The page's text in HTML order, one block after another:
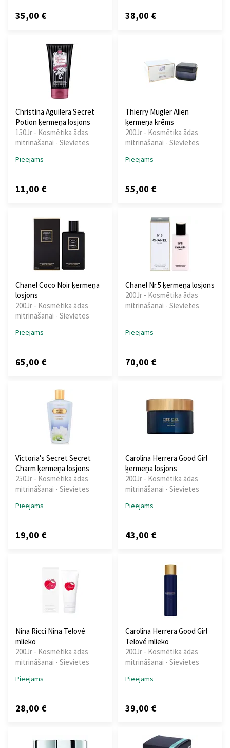
35,00 € 38,00 €
Christina Aguilera Secret
Potion ķermeņa losjons
150Jr - Kosmētika ādas
mitrināšanai - Sievietes
Pieejams
11,00 €
Thierry Mugler Alien
ķermeņa krēms
200Jr - Kosmētika ādas
mitrināšanai - Sievietes
Pieejams
55,00 €
Chanel Coco Noir ķermeņa
losjons
200Jr - Kosmētika ādas
mitrināšanai - Sievietes
Pieejams
65,00 €
Chanel Nr.5 ķermeņa losjons
200Jr - Kosmētika ādas
mitrināšanai - Sievietes
Pieejams
70,00 €
Victoria's Secret Secret
Charm ķermeņa losjons
250Jr - Kosmētika ādas
mitrināšanai - Sievietes
Pieejams
19,00 €
Carolina Herrera Good Girl
ķermeņa losjons
200Jr - Kosmētika ādas
mitrināšanai - Sievietes
Pieejams
43,00 €
Nina Ricci Nina Telové
mlieko
200Jr - Kosmētika ādas
mitrināšanai - Sievietes
Pieejams
28,00 €
Carolina Herrera Good Girl
Telové mlieko
200Jr - Kosmētika ādas
mitrināšanai - Sievietes
Pieejams
39,00 €